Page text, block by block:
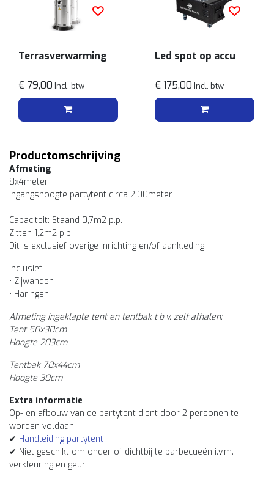
Terrasverwarming
€ 79,00 Incl. btw
Led spot op accu
€ 175,00 Incl. btw
Productomschrijving
Afmeting
8x4meter
Ingangshoogte partytent circa 2.00meter
Capaciteit: Staand 0,7m2 p.p.
Zitten 1,2m2 p.p.
Dit is exclusief overige inrichting en/of aankleding
Inclusief:
• Zijwanden
• Haringen
Afmeting ingeklapte tent en tentbak t.b.v. zelf afhalen:
Tent 50x30cm
Hoogte 203cm
Tentbak 70x44cm
Hoogte 30cm
Extra informatie
Op- en afbouw van de partytent dient door 2 personen te
worden voldaan
✔ Handleiding partytent
✔ Niet geschikt om onder of dichtbij te barbecueën i.v.m.
verkleuring en geur